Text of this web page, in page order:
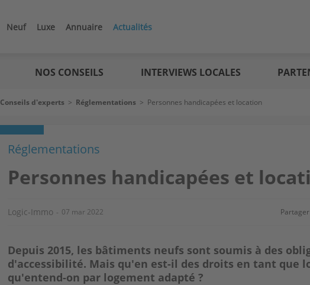
Neuf Luxe Annuaire Actualités
NOS CONSEILS INTERVIEWS LOCALES
Conseils d'experts > Réglementations > Personnes handicapées et location
Réglementations
Personnes handicapées et
Logic-Immo 07 mar 2022
Depuis 2015, les bâtiments neufs sont soumis à des
d'accessibilité. Mais qu'en est-il des droits en tant que
qu'entend-on par logement adapté ?